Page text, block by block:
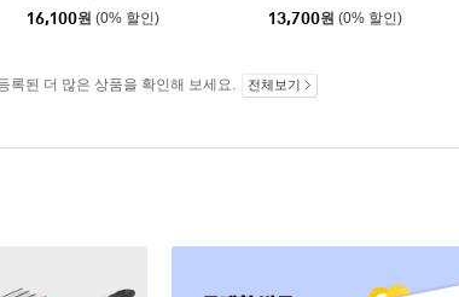
16,100원 (0% 할인)
13,700원 (0% 할인)
록된 더 많은 상품을 확인해 보세요. 전체보기